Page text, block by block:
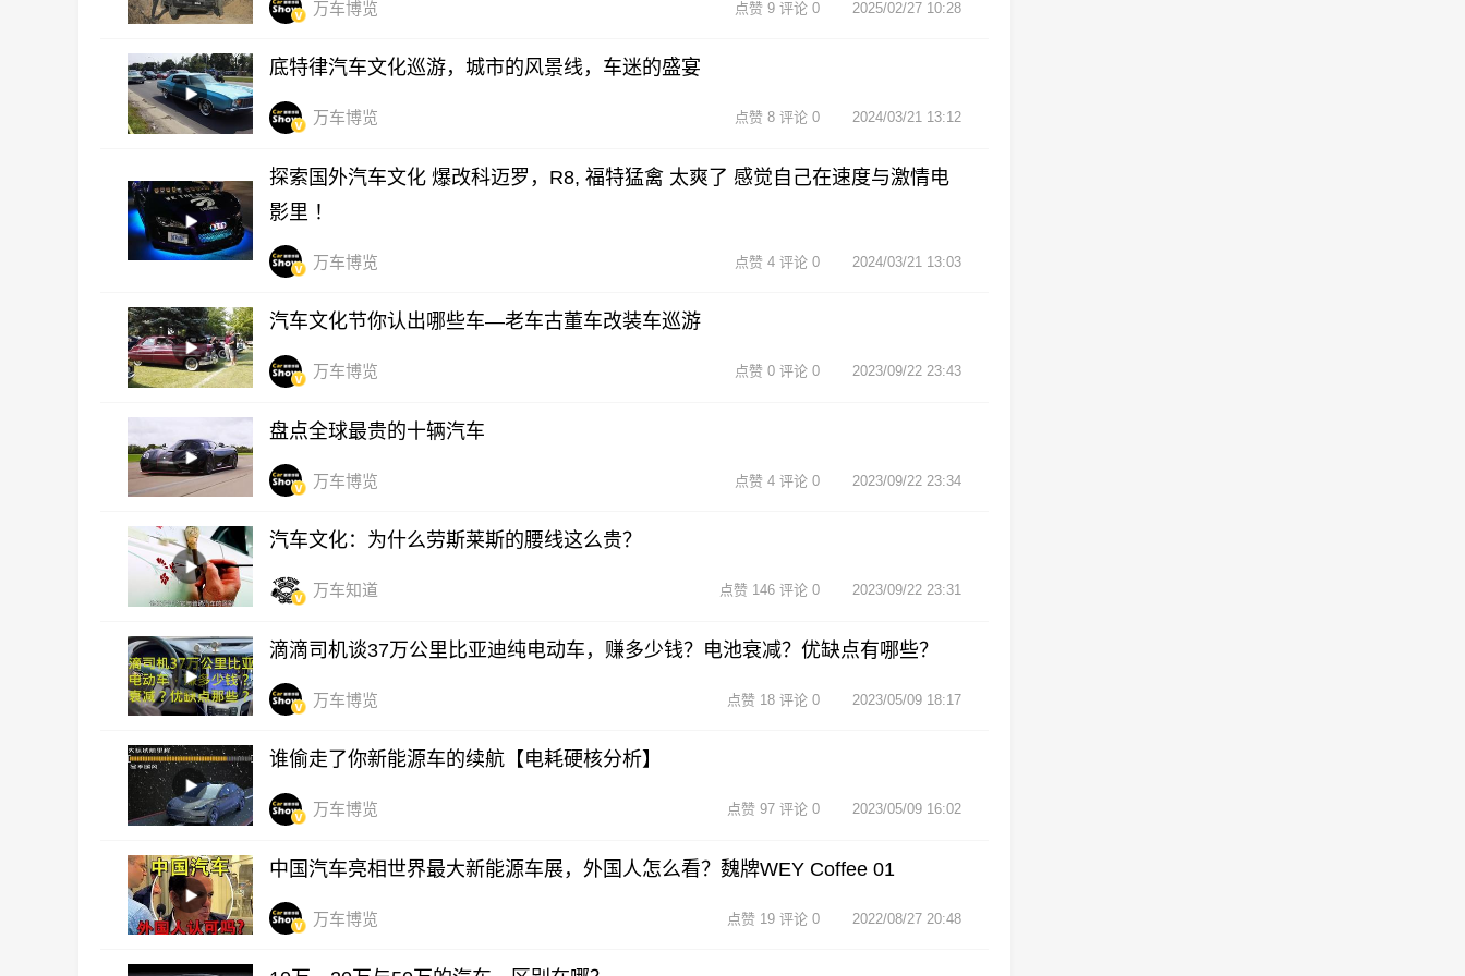
万车博览 2025/02/27 10:28
点赞 9 评论 0
底特律汽车文化巡游，城市的风景线，车迷的盛宴
万车博览 2024/03/21 13:12
点赞 8 评论 0
探索国外汽车文化 爆改科迈罗，R8, 福特猛禽 太爽了 感觉自己在速度与激情电
影里 ！
万车博览 2024/03/21 13:03
点赞 4 评论 0
汽车文化节你认出哪些车—老车古董车改装车巡游
万车博览 2023/09/22 23:43
点赞 0 评论 0
盘点全球最贵的十辆汽车
万车博览 2023/09/22 23:34
点赞 4 评论 0
汽车文化：为什么劳斯莱斯的腰线这么贵？
万车知道 2023/09/22 23:31
点赞 146 评论 0
滴滴司机谈37万公里比亚迪纯电动车，赚多少钱？电池衰减？优缺点有哪些？
万车博览 2023/05/09 18:17
点赞 18 评论 0
谁偷走了你新能源车的续航【电耗硬核分析】
万车博览 2023/05/09 16:02
点赞 97 评论 0
中国汽车亮相世界最大新能源车展，外国人怎么看？魏牌WEY Coffee 01
万车博览 2022/08/27 20:48
点赞 19 评论 0